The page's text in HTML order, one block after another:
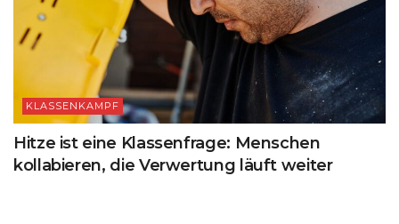
KLASSENKAMPF
Hitze ist eine Klassenfrage: Menschen
kollabieren, die Verwertung läuft weiter